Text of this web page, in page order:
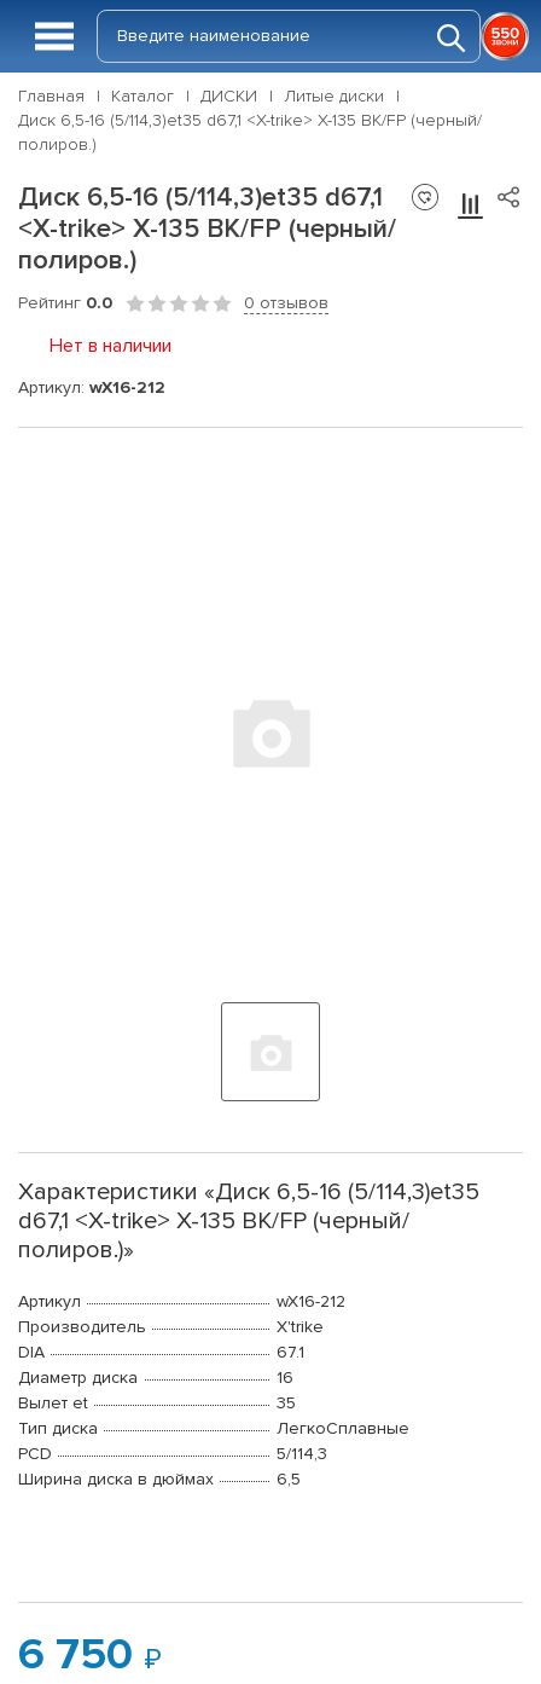
Главная Каталог ДИСКИ
Литые диски
Диск 6,5-16 (5/114,3)et35 d67,1 <X-trike> X-135 BK/FP (черный/
полиров.)
Диск 6,5-16 (5/114,3)et35 d67,1
<X-trike> X-135 BK/FP (черный/
полиров.)
Рейтинг 0.0 0 отзывов
Нет в наличии
Артикул: wX16-212
Характеристики «Диск 6,5-16 (5/114,3)et35
d67,1 <X-trike> X-135 BK/FP (черный/
полиров.)»
Артикул
wX16-212
Производитель
X'trike
DIA
67.1
Диаметр диска
16
Вылет et
35
Тип диска
ЛегкоСплавные
PCD
5/114,3
Ширина диска в дюймах
6,5
6 750